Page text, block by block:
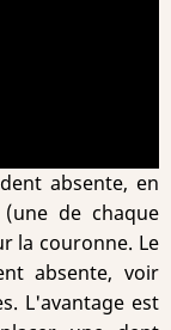
absente, en
de chaque
la couronne. Le
absente, voir
L'avantage est